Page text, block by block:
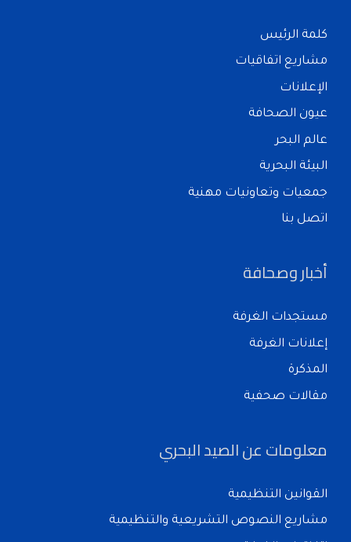
كلمة الرئيس
مشاريع اتفاقيات
الإعلانات
عيون الصحافة
عالم البحر
البيئة البحرية
جمعيات وتعاونيات مهنية
اتصل بنا
أخبار وصحافة
مستجدات الغرفة
إعلانات الغرفة
المذكرة
مقالات صحفية
معلومات عن الصيد البحري
القوانين التنظيمية
مشاريع النصوص التشريعية والتنظيمية